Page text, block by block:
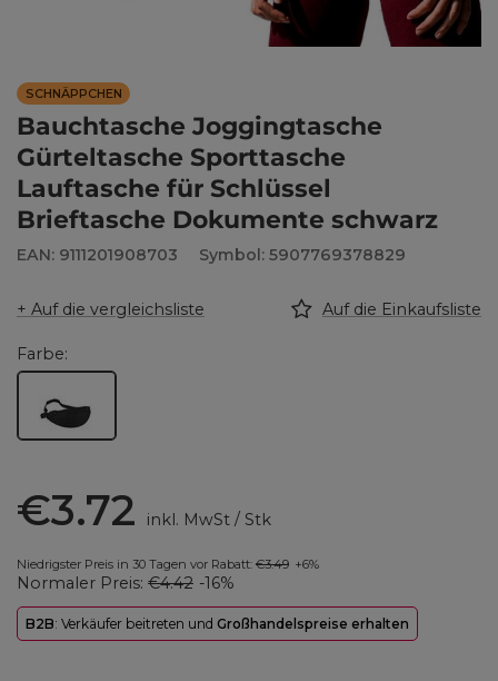
SCHNÄPPCHEN
Bauchtasche Joggingtasche
Gürteltasche Sporttasche
Lauftasche für Schlüssel
Brieftasche Dokumente schwarz
EAN: 9111201908703 Symbol: 5907769378829
+ Auf die vergleichsliste Auf die Einkaufsliste
Farbe
€3.72 inkl. MwSt/ Stk
Niedrigster Preis in 30 Tagen vor Rabatt: €3.49 +6%
Normaler Preis: €4.42 -16%
B2B: Verkäufer beitreten und Großhandelspreise erhalten